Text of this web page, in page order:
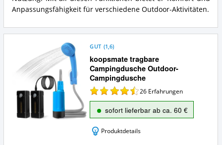
Anpassungsfähigkeit für verschiedene Outdoor-Aktivitäten.
koopsmate tragbare
Campingdusche Outdoor-
Campingdusche
GUT (1,6)
26 Erfahrungen
sofort lieferbar ab ca. 60 €
Produktdetails